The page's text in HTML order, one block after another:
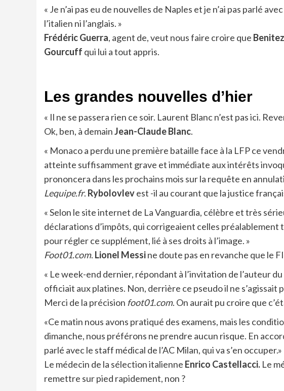
« Je n’ai pas eu de nouvelles de Naples et je n’ai pas parlé
l’italien ni l’anglais. »
Frédéric Guerra, agent de, veut nous faire croire que Benitez
Gourcuff qui lui a tout appris.
Les grandes nouvelles d’hier
« Il ne se passera rien ce soir. Laurent Blanc n’est pas ici.
Ok, ben, à demainJean-Claude Blanc.
« Monaco a perdu une première bataille face à la LFP ce
atteinte suffisamment grave et immédiate aux intérêts
prononcera dans les prochains mois sur la requête en
Lequipe.fr. Rybolovlevest -il au courant que la justice
« Selon le site internet de La Vanguardia, célèbre et très
déclarations d’impôts, qui corrigeaient celles préalablement
pour régler ce supplément, lié à ses droits à l’image. »
Foot01.com. Lionel Messine doute pas en revanche que le
« Le week-end dernier, répondant à l’invitation de l’auteur
officiait aux platines. Non, derrière ce pseudo il ne s’agissait
Merci de la précision foot01.com. On aurait pu croire que
«Ce matin nous avons pratiqué des examens, mais les
dimanche, nous préférons ne prendre aucun risque. En
parlé avec le staff médical de l’AC Milan, qui va s’en occuper.»
Le médecin de la sélection italienne Enrico Castellacci. Le
remettre sur pied rapidement, non ?